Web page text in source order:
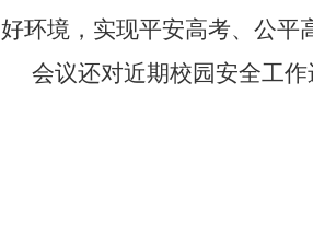
好环境，实现平安高考、公平
会议还对近期校园安全工作